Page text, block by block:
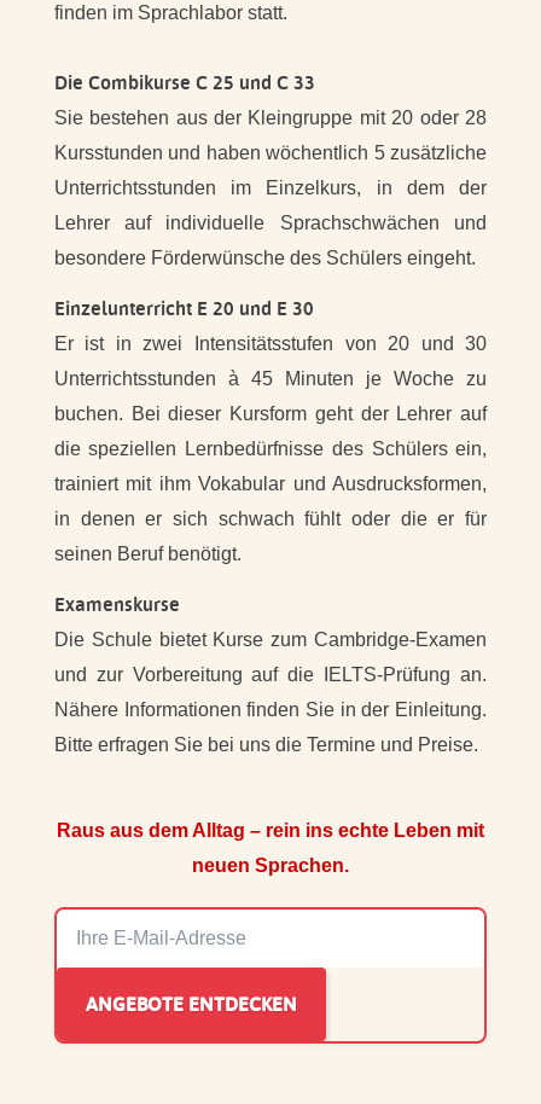
finden im Sprachlabor statt.
Die Combikurse C 25 und C 33
Sie bestehen aus der Kleingruppe mit 20 oder 28
Kursstunden und haben wöchentlich 5 zusätzliche
Unterrichtsstunden im Einzelkurs, in dem der
Lehrer auf individuelle Sprachschwächen und
besondere Förderwünsche des Schülers eingeht.
Einzelunterricht E 20 und E 30
Er ist in zwei Intensitätsstufen von 20 und 30
Unterrichtsstunden à 45 Minuten je Woche zu
buchen. Bei dieser Kursform geht der Lehrer auf
die speziellen Lernbedürfnisse des Schülers ein,
trainiert mit ihm Vokabular und Ausdrucksformen,
in denen er sich schwach fühlt oder die er für
seinen Beruf benötigt.
Examenskurse
Die Schule bietet Kurse zum Cambridge-Examen
und zur Vorbereitung auf die IELTS-Prüfung an.
Nähere Informationen finden Sie in der Einleitung.
Bitte erfragen Sie bei uns die Termine und Preise.
Raus aus dem Alltag – rein ins echte Leben mit
neuen Sprachen.